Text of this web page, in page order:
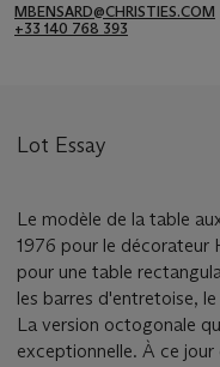
MBENSARD@CHRISTIES.COM
+33 140 768 393
Lot Essay
Le modèle de la table
1976 pour le décorateur
pour une table
les barres d'entretoise,
La version octogonale
exceptionnelle. À ce